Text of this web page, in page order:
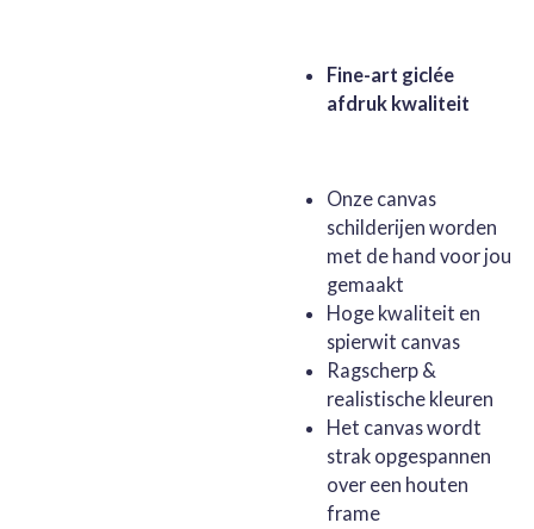
Fine-art giclée
afdruk kwaliteit
Onze canvas
schilderijen worden
met de hand voor jou
gemaakt
Hoge kwaliteit en
spierwit canvas
Ragscherp &
realistische kleuren
Het canvas wordt
strak opgespannen
over een houten
frame